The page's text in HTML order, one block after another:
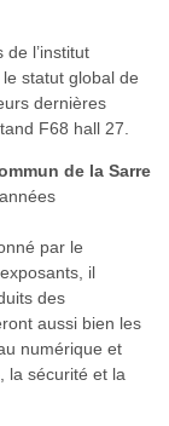
l’institut
statut global de
dernières
F68 hall 27.
de la Sarre
par le
il
des
aussi bien les
numérique et
la sécurité et la